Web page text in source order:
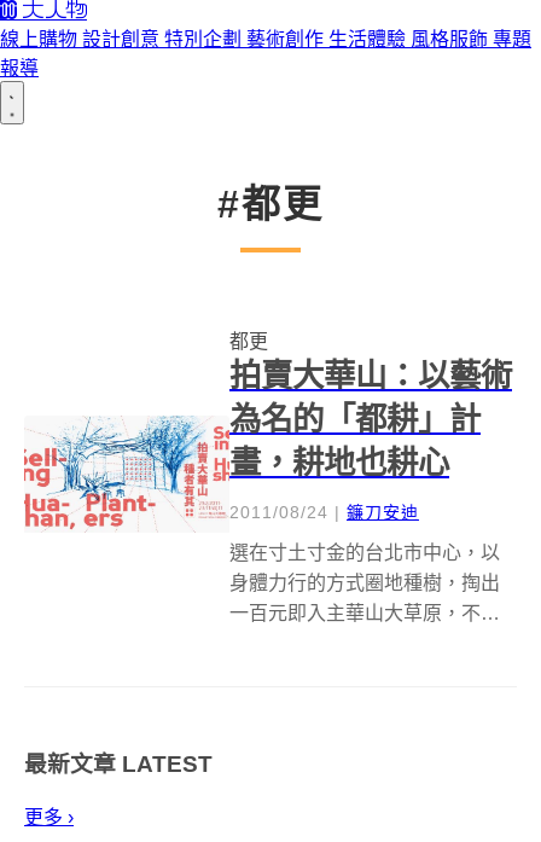
線上購物 設計創意 特別企劃 藝術創作 生活體驗 風格服飾 專題
報導
#都更
都更
拍賣大華山：以藝術
為名的「都耕」計
畫，耕地也耕心
2011/08/24 | 鐮刀安迪
選在寸土寸金的台北市中心，以
身體力行的方式圈地種樹，掏出
一百元即入主華山大草原，不破
最新文章 LATEST
更多 ›